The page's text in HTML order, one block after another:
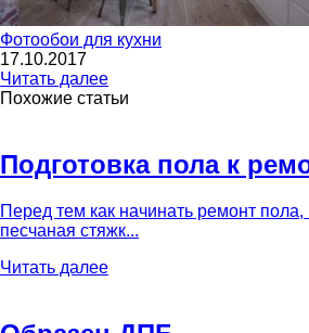
Фотообои для кухни
17.10.2017
Читать далее
Похожие статьи
Подготовка пола к
Перед тем как начинать ремонт
песчаная стяжк...
Читать далее